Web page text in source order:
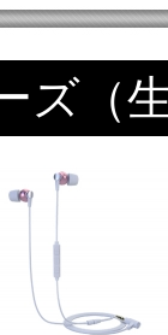
ズ（